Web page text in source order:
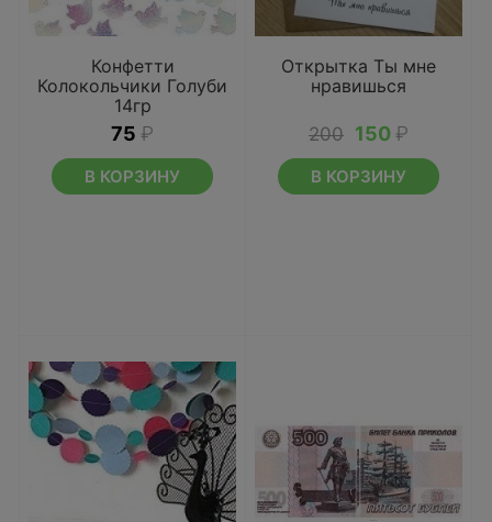
Конфетти
Колокольчики Голуби
14гр
75 ₽
В КОРЗИНУ
Открытка Ты мне
нравишься
200 150 ₽
В КОРЗИНУ